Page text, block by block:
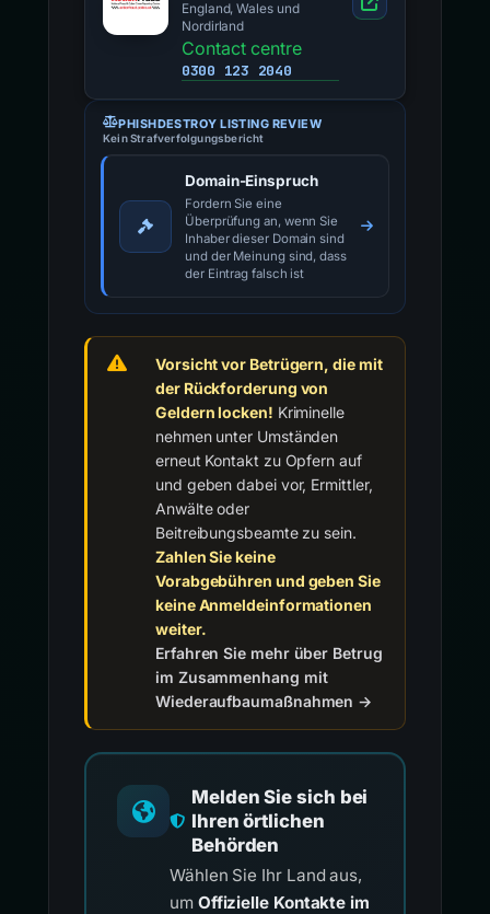
England, Wales und
Nordirland
Contact centre
0300 123 2040
PHISHDESTROY LISTING REVIEW
Kein Strafverfolgungsbericht
Domain-Einspruch
Fordern Sie eine
Überprüfung an, wenn Sie
Inhaber dieser Domain sind
und der Meinung sind, dass
der Eintrag falsch ist
Vorsicht vor Betrügern, die mit
der Rückforderung von
Geldern locken! Kriminelle
nehmen unter Umständen
erneut Kontakt zu Opfern auf
und geben dabei vor, Ermittler,
Anwälte oder
Beitreibungsbeamte zu sein.
Zahlen Sie keine
Vorabgebühren und geben Sie
keine Anmeldeinformationen
weiter.
Erfahren Sie mehr über Betrug
im Zusammenhang mit
Wiederaufbaumaßnahmen →
Melden Sie sich bei
Ihren örtlichen
Behörden
Wählen Sie Ihr Land aus,
um Offizielle Kontakte im